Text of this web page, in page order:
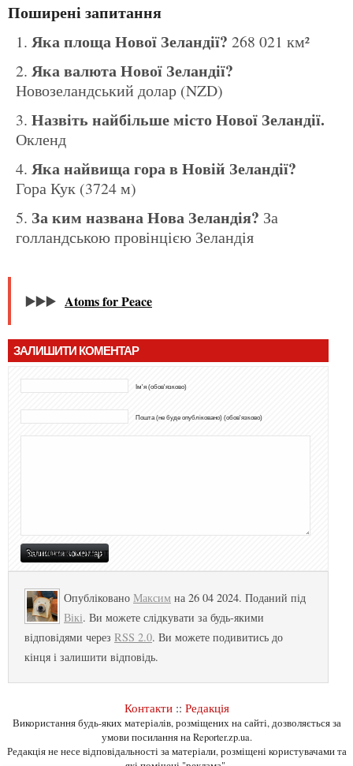
Поширені запитання
Яка площа Нової Зеландії? 268 021 км²
Яка валюта Нової Зеландії?
Новозеландський долар (NZD)
Назвіть найбільше місто Нової Зеландії.
Окленд
Яка найвища гора в Новій Зеландії?
Гора Кук (3724 м)
За ким названа Нова Зеландія? За
голландською провінцією Зеландія
▶️▶️▶️ Atoms for Peace
ЗАЛИШИТИ КОМЕНТАР
Ім'я (обов'язково)
Пошта (не буде опубліковано) (обов'язково)
Опубліковано Максим на 26 04 2024. Поданий під
Вікі. Ви можете слідкувати за будь-якими
відповідями через RSS 2.0. Ви можете подивитись до
кінця і залишити відповідь.
Контакти:: Редакція
Використання будь-яких матеріалів, розміщених на сайті, дозволяється за
умови посилання на Reporter.zp.ua.
Редакція не несе відповідальності за матеріали, розміщені користувачами та